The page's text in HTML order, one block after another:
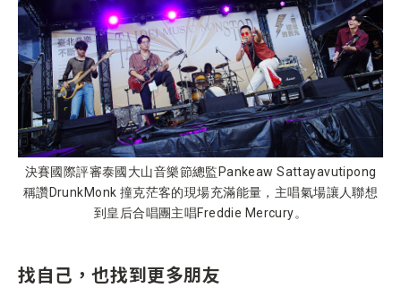
決賽國際評審泰國大山音樂節總監Pankeaw Sattayavutipong
稱讚DrunkMonk 撞克茫客的現場充滿能量，主唱氣場讓人聯想
到皇后合唱團主唱Freddie Mercury。
找自己，也找到更多朋友